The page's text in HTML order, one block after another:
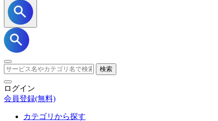
検索
ログイン
会員登録(無料)
カテゴリから探す